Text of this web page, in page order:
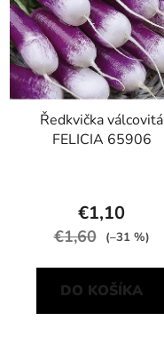
Ředkvička válcovitá
FELICIA 65906
€1,10
€1,60 (–31 %)
DO KOŠÍKA